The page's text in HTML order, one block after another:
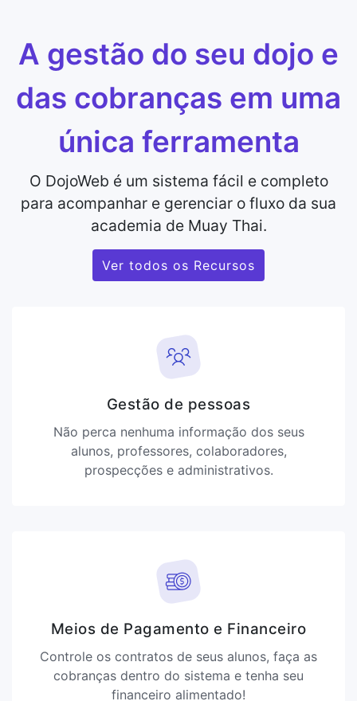
A gestão do seu dojo e
das cobranças em uma
única ferramenta
O DojoWeb é um sistema fácil e completo
para acompanhar e gerenciar o fluxo da sua
academia de Muay Thai.
Ver todos os Recursos
Gestão de pessoas
Não perca nenhuma informação dos seus
alunos, professores, colaboradores,
prospecções e administrativos.
Meios de Pagamento e Financeiro
Controle os contratos de seus alunos, faça as
cobranças dentro do sistema e tenha seu
financeiro alimentado!